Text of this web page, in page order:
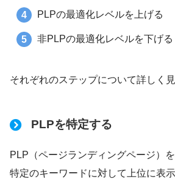
PLPの最適化レベルを上げる
非PLPの最適化レベルを下げる
それぞれのステップについて詳しく
PLPを特定する
PLP（ページランディングページ）
特定のキーワードに対して上位に表